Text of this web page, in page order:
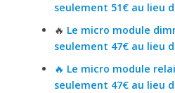
seulement 51€ au lieu
🔥 Le micro module
seulement 47€ au lieu
🔥 Le micro module
seulement 47€ au lieu